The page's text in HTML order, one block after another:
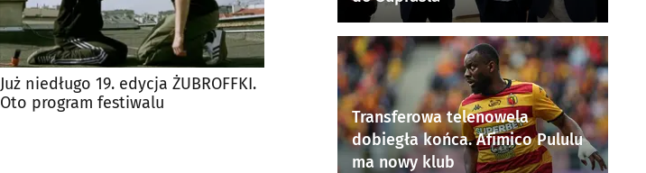
Już niedługo 19. edycja ŻUBROFFKI.
Oto program festiwalu
Transferowa telenowela
dobiegła końca. Afimico Pululu
ma nowy klub